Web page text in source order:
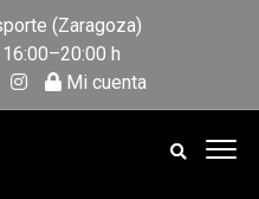
(Zaragoza)
h
Mi cuenta